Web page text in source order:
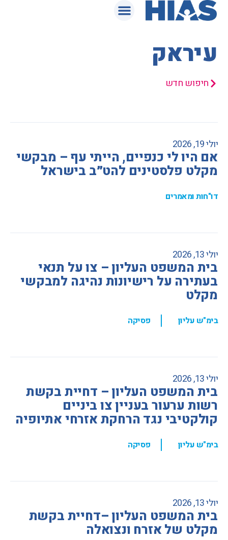
עיראק
חיפוש חדש
יולי 19, 2026
אם היו לי כנפיים, הייתי עף – מבקשי
מקלט פלסטינים להט״ב בישראל
דו"חות ומאמרים
יולי 13, 2026
בית המשפט העליון – צו על תנאי
בעתירה על רישיונות נהיגה למבקשי
מקלט
בימ"ש עליון , פסיקה
יולי 13, 2026
בית המשפט העליון – דחיית בקשת
רשות ערעור בעניין צו ביניים
קולקטיבי נגד הרחקת אזרחי אתיופיה
בימ"ש עליון , פסיקה
יולי 13, 2026
בית המשפט העליון –דחיית בקשת
מקלט של אזרח ונצואלה